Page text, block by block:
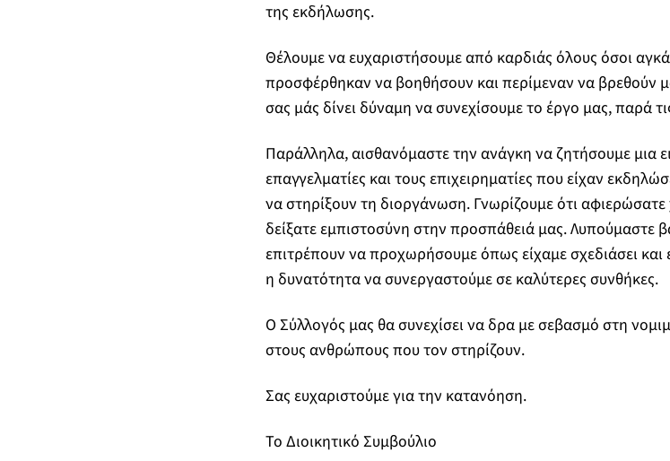
της εκδήλωσης.
Θέλουμε να ευχαριστήσουμε από καρδιάς όλους όσοι
προσφέρθηκαν να βοηθήσουν και περίμεναν να βρεθούν
σας μάς δίνει δύναμη να συνεχίσουμε το έργο μας, παρά
Παράλληλα, αισθανόμαστε την ανάγκη να ζητήσουμε μια
επαγγελματίες και τους επιχειρηματίες που είχαν
να στηρίξουν τη διοργάνωση. Γνωρίζουμε ότι
δείξατε εμπιστοσύνη στην προσπάθειά μας. Λυπούμαστε
επιτρέπουν να προχωρήσουμε όπως είχαμε σχεδιάσει και
η δυνατότητα να συνεργαστούμε σε καλύτερες συνθήκες.
Ο Σύλλογός μας θα συνεχίσει να δρα με σεβασμό στη
στους ανθρώπους που τον στηρίζουν.
Σας ευχαριστούμε για την κατανόηση.
Το Διοικητικό Συμβούλιο